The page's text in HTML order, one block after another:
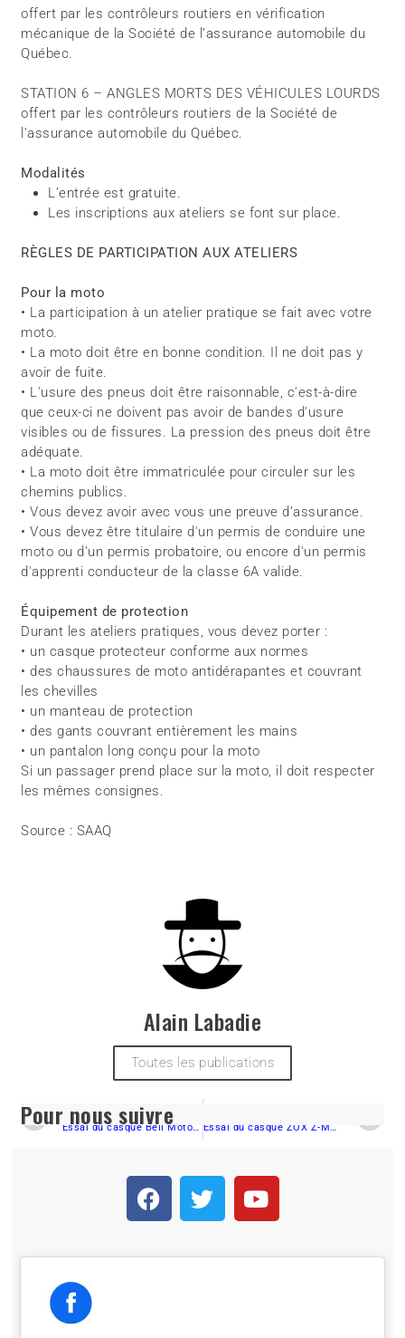
offert par les contrôleurs routiers en vérification
mécanique de la Société de l’assurance automobile du
Québec.
STATION 6 – ANGLES MORTS DES VÉHICULES LOURDS
offert par les contrôleurs routiers de la Société de
l’assurance automobile du Québec.
Modalités
L’entrée est gratuite.
Les inscriptions aux ateliers se font sur place.
RÈGLES DE PARTICIPATION AUX ATELIERS
Pour la moto
• La participation à un atelier pratique se fait avec votre
moto.
• La moto doit être en bonne condition. Il ne doit pas y
avoir de fuite.
• L'usure des pneus doit être raisonnable, c'est-à-dire
que ceux-ci ne doivent pas avoir de bandes d'usure
visibles ou de fissures. La pression des pneus doit être
adéquate.
• La moto doit être immatriculée pour circuler sur les
chemins publics.
• Vous devez avoir avec vous une preuve d’assurance.
• Vous devez être titulaire d'un permis de conduire une
moto ou d'un permis probatoire, ou encore d'un permis
d'apprenti conducteur de la classe 6A valide.
Équipement de protection
Durant les ateliers pratiques, vous devez porter :
• un casque protecteur conforme aux normes
• des chaussures de moto antidérapantes et couvrant
les chevilles
• un manteau de protection
• des gants couvrant entièrement les mains
• un pantalon long conçu pour la moto
Si un passager prend place sur la moto, il doit respecter
les mêmes consignes.
Source : SAAQ
Alain Labadie
Toutes les publications
PRÉCÉDENT
Essai du casque Bell Moto-3, rien ne peut retenir Marc Paradis Essai du casque ZOX Z-MOD10
Pour nous suivre